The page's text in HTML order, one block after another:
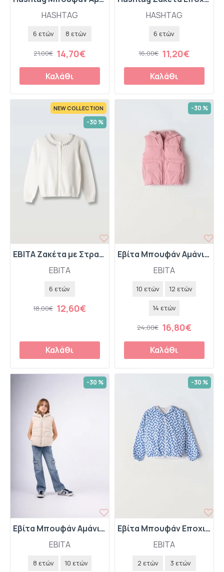
HASHTAG
6 ετών 8 ετών
14,70€
21,00€
Καλάθι
HASHTAG
6 ετών
11,20€
16,00€
Καλάθι
NEW COLLECTION
-30 %
EBITA
EBITA Ζακέτα με Στρας 266006 Λευκό
6 ετών
12,60€
18,00€
Καλάθι
-30 %
EBITA
Εβίτα Μπουφάν Αμάνικο 242071 Ροζ
10 ετών 12 ετών
14 ετών
16,80€
24,00€
Καλάθι
-30 %
EBITA
Εβίτα Μπουφάν Αμάνικο 242071 Μπεζ
8 ετών 10 ετών
-30 %
EBITA
Εβίτα Μπουφάν Εποχιακό 242216 Σιέλ
2 ετών 3 ετών